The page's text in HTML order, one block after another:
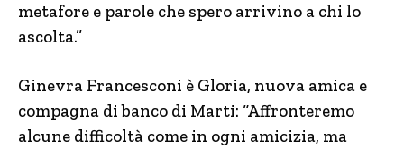
metafore e parole che spero arrivino a chi lo
ascolta.”
Ginevra Francesconi è Gloria, nuova amica e
compagna di banco di Marti: “Affronteremo
alcune difficoltà come in ogni amicizia, ma